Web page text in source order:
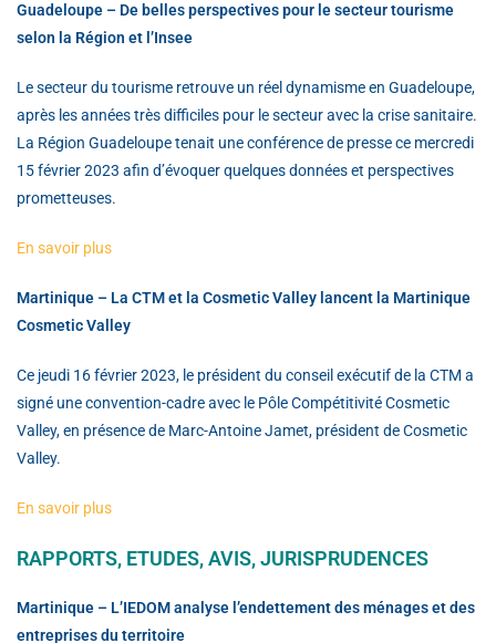
Guadeloupe – De belles perspectives pour le secteur tourisme
selon la Région et l’Insee
Le secteur du tourisme retrouve un réel dynamisme en Guadeloupe,
après les années très difficiles pour le secteur avec la crise sanitaire.
La Région Guadeloupe tenait une conférence de presse ce mercredi
15 février 2023 afin d’évoquer quelques données et perspectives
prometteuses.
En savoir plus
Martinique – La CTM et la Cosmetic Valley lancent la Martinique
Cosmetic Valley
Ce jeudi 16 février 2023, le président du conseil exécutif de la CTM a
signé une convention-cadre avec le Pôle Compétitivité Cosmetic
Valley, en présence de Marc-Antoine Jamet, président de Cosmetic
Valley.
En savoir plus
RAPPORTS, ETUDES, AVIS, JURISPRUDENCES
Martinique – L’IEDOM analyse l’endettement des ménages et des
entreprises du territoire